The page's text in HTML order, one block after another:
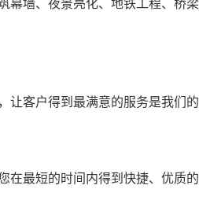
客户得到最满意的服务是我们的
最短的时间内得到快捷、优质的